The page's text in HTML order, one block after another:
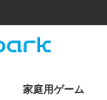
家庭用ゲーム